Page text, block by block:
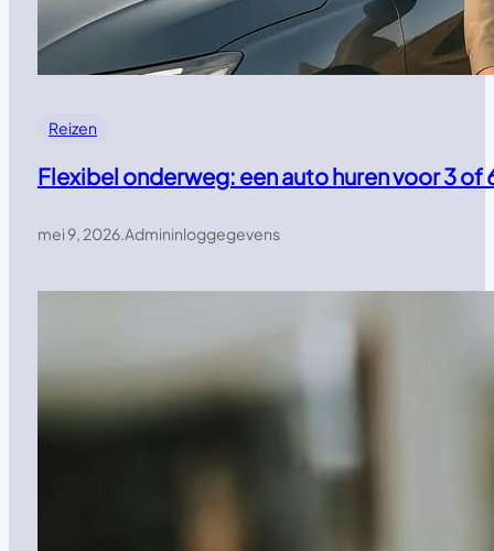
Reizen
Flexibel onderweg: een auto huren voor 3 of
mei 9, 2026.Admininloggegevens